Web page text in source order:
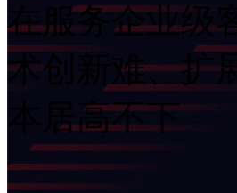
在服务企业级客
术创新难、
本居高不下